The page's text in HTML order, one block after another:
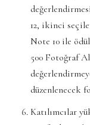
12, ikinci
Note 10 ile
500 Fotoğraf
düzenlenecek
Katılımcılar